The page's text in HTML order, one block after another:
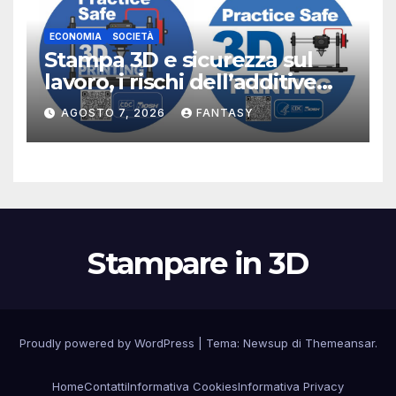
ECONOMIA SOCIETÀ
Stampa 3D e sicurezza sul
lavoro, i rischi dell’additive
manufacturing secondo
NIOSH
AGOSTO 7, 2026 FANTASY
Stampare in 3D
Proudly powered by WordPress Tema: Newsup di Themeansar.
HomeContattiInformativa CookiesInformativa Privacy